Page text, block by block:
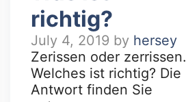
richtig?
July 4, 2019 by hersey
Zerissen oder zerrissen.
Welches ist richtig? Die
Antwort finden Sie